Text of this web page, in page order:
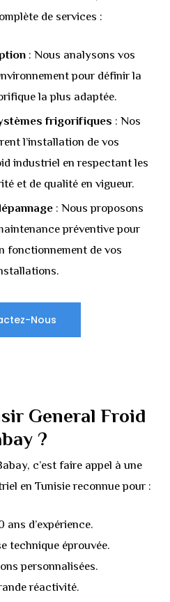
de services :
: Nous analysons vos
pour définir la
la plus adaptée.
frigorifiques : Nos
l’installation de vos
industriel en respectant les
et de qualité en vigueur.
: Nous proposons
préventive pour
fonctionnement de vos
Nous
General Froid
?
c’est faire appel à une
en Tunisie reconnue pour :
ans d’expérience.
technique éprouvée.
personnalisées.
réactivité.